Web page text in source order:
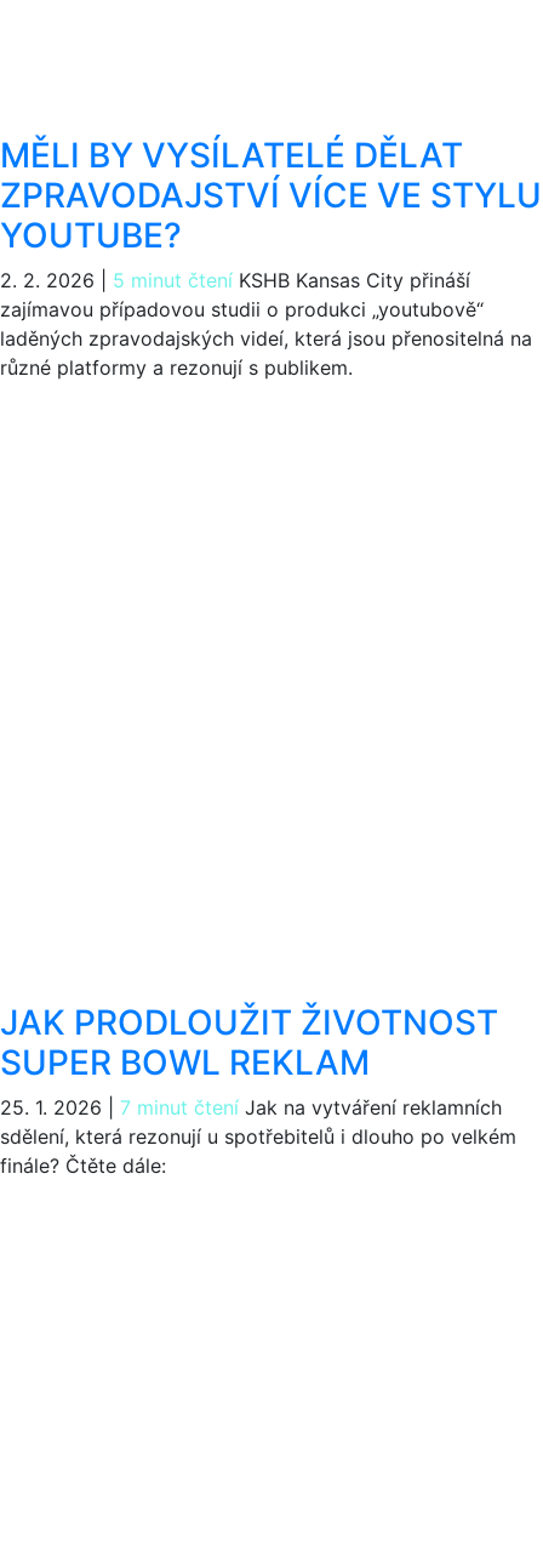
MĚLI BY VYSÍLATELÉ DĚLAT
ZPRAVODAJSTVÍ VÍCE VE STYLU
YOUTUBE?
2. 2. 2026 5 minut čtení KSHB Kansas City přináší
zajímavou případovou studii o produkci „youtubově“
laděných zpravodajských videí, která jsou přenositelná na
různé platformy a rezonují s publikem.
JAK PRODLOUŽIT ŽIVOTNOST
SUPER BOWL REKLAM
25. 1. 2026 7 minut čtení Jak na vytváření reklamních
sdělení, která rezonují u spotřebitelů i dlouho po velkém
finále? Čtěte dále: